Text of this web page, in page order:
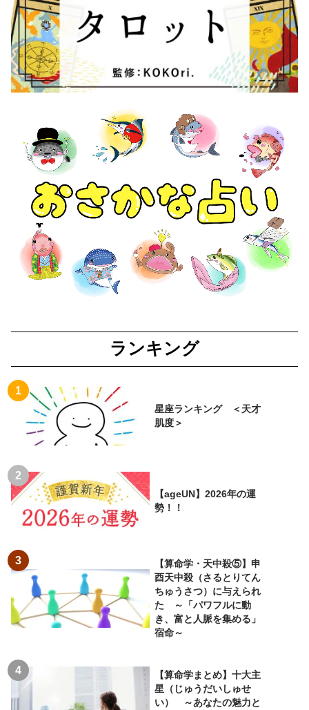
ランキング
星座ランキング ＜天才
肌度＞
【ageUN】2026年の運
勢！！
【算命学・天中殺⑤】申
酉天中殺（さるとりてん
ちゅうさつ）に与えられ
た ～「パワフルに動
き、富と人脈を集める」
宿命～
【算命学まとめ】十大主
星（じゅうだいしゅせ
い） ～あなたの魅力と